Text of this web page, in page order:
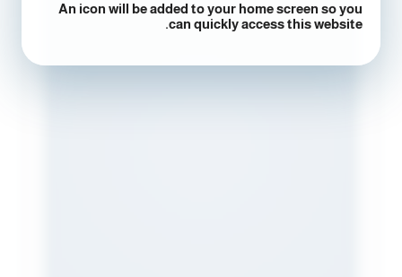
An icon will be added to your home screen so you
can quickly access this website.